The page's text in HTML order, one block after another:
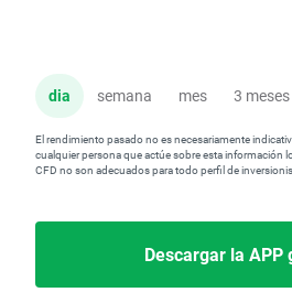
dia semana mes 3 meses
El rendimiento pasado no es necesariamente
cualquier persona que actúe sobre esta información
CFD no son adecuados para todo perfil de
Descargar la APP